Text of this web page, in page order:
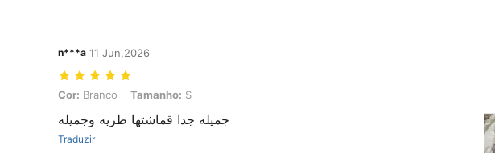
n***a 11 Jun,2026
Cor: Branco, Tamanho: S
Cor: Branco Tamanho: S
جميله جدا قماشتها طريه وجميله
Traduzir